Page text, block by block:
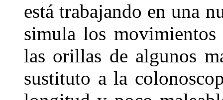
está trabajando en una
simula los
las orillas de algunos
sustituto a la